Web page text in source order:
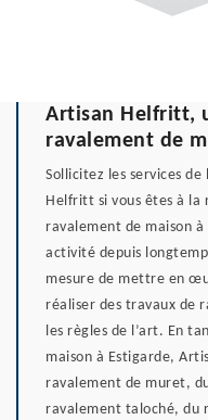
Artisan Helfritt,
ravalement de
Sollicitez les services
Helfritt si vous êtes à la
ravalement de maison
activité depuis
mesure de mettre en
réaliser des travaux de
les règles de l’art. En
maison à Estigarde,
ravalement de muret,
ravalement taloché, du